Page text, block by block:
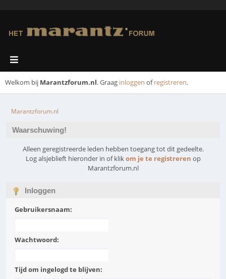
Welkom bij Marantzforum.nl. Graag inloggen ofregistreren.
Marantzforum.nl
Waarschuwing!
Alleen geregistreerde leden hebben toegang tot dit gedeelte.
Log alsjeblieft hieronder in of klikom je te registreren op
Marantzforum.nl
Inloggen
Gebruikersnaam:
Wachtwoord:
Tijd om ingelogd te blijven: